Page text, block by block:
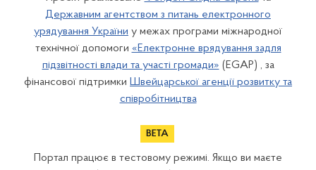
Державним агентством з питань електронного
урядування України у межах програми міжнародної
технічної допомоги «Електронне врядування задля
підзвітності влади та участі громади» (EGAP) , за
фінансової підтримки Швейцарської агенції розвитку та
співробітництва
Портал працює в тестовому режимі. Якщо ви маєте